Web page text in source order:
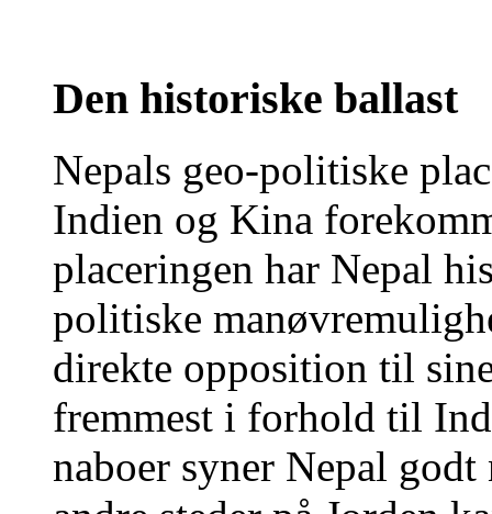
Den historiske ballast
Nepals geo-politiske
Indien og Kina
placeringen har Nepal
politiske
direkte opposition til
fremmest i forhold til
naboer syner Nepal